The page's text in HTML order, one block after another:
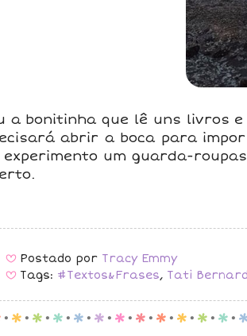
a bonitinha que lê uns livros
abrir a boca para
um guarda-
B Postado por Tracy Emmy
B Tags: #Textos&Frases, Tati
. p . p . p . p . p . p . p . p . p . p . p .